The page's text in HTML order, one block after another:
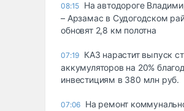
08:15 На автодороге
– Арзамас в Судогодском
обновят 2,8 км полотна
07:19 КАЗ нарастит выпуск
аккумуляторов на 20%
инвестициям в 380 млн руб.
07:06 На ремонт